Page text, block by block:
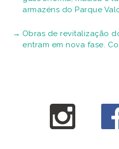
armazéns do Parque
Obras de revitalização
entram em nova fase.